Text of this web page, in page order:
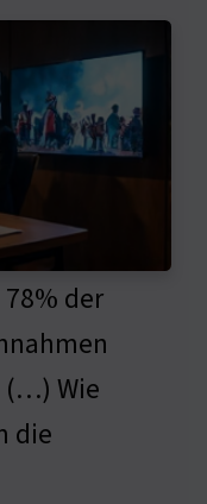
der
(…) Wie
die